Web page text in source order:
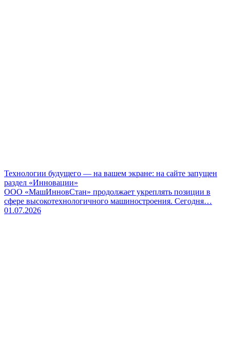
Технологии будущего — на вашем экране: на сайте запущен
раздел «Инновации»
ООО «МашИнновСтан» продолжает укреплять позиции в
сфере высокотехнологичного машиностроения. Сегодня…
01.07.2026